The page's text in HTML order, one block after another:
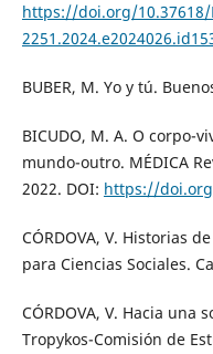
https://doi.org/10.37618/
BUBER, M. Yo y tú.
BICUDO, M. A. O corpo-
mundo-outro. MÉDICA
2022. DOI: https://
CÓRDOVA, V. Historias
para Ciencias Sociales.
CÓRDOVA, V. Hacia una
Tropykos-Comisión de